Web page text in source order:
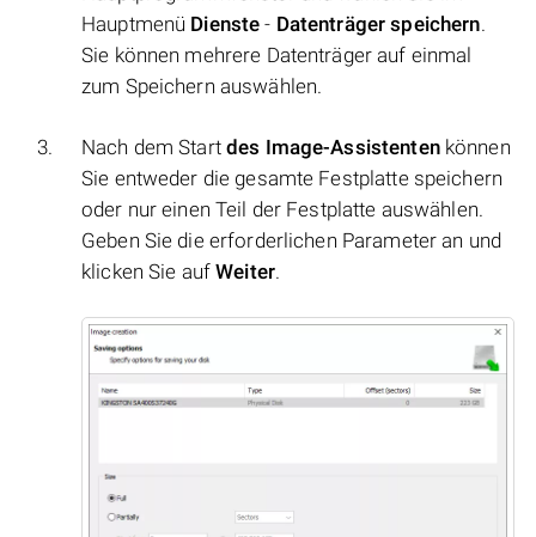
Hauptmenü Dienste - Datenträger speichern.
Sie können mehrere Datenträger auf einmal
zum Speichern auswählen.
Nach dem Start des Image-Assistentenkönnen
Sie entweder die gesamte Festplatte speichern
oder nur einen Teil der Festplatte auswählen.
Geben Sie die erforderlichen Parameter an und
klicken Sie aufWeiter.